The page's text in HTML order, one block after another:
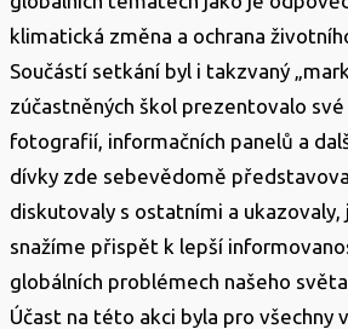
klimatická změna a ochrana
Součástí setkání byl i takzvaný
zúčastněných škol prezentovalo
fotografií, informačních panelů a
dívky zde sebevědomě
diskutovaly s ostatními a
snažíme přispět k lepší
globálních problémech našeho
Účast na této akci byla pro všechny